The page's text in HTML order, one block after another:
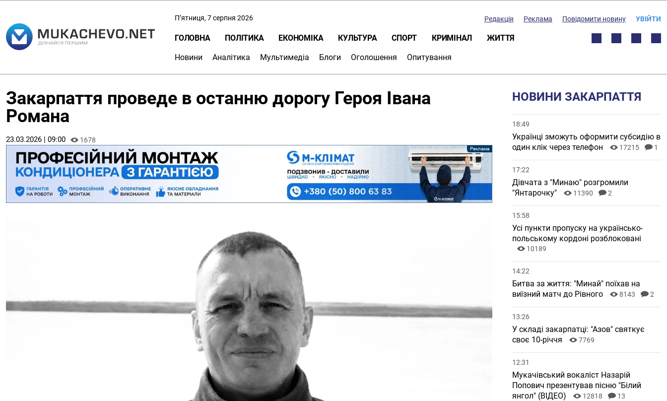
П’ятниця, 7 серпня 2026 Редакція Реклама Повідомити новину УВІЙТИ
ГОЛОВНА ПОЛІТИКА ЕКОНОМІКА КУЛЬТУРА СПОРТ КРИМІНАЛ ЖИТТЯ
Новини Аналітика Мультимедіа Блоги Оголошення Опитування
Закарпаття проведе в останню дорогу Героя Івана
Романа
23.03.2026 | 09:00 1678
НОВИНИ ЗАКАРПАТТЯ
18:49
Українці зможуть оформити субсидію в
один клік через телефон
17215 1
17:22
Дівчата з "Минаю" розгромили
"Янтарочку"
11390 2
15:58
Усі пункти пропуску на українсько-
польському кордоні розблоковані
10189
14:22
Битва за життя: "Минай" поїхав на
виїзний матч до Рівного
8143 2
13:26
У складі закарпатці: "Азов" святкує
своє 10-річчя
7769
12:31
Мукачівський вокаліст Назарій
Попович презентував пісню "Білий
янгол" (ВІДЕО)
12818 13